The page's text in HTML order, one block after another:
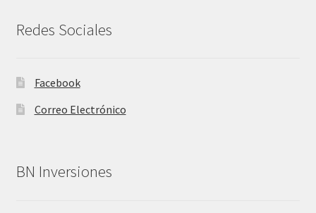
Redes Sociales
Facebook
Correo Electrónico
BN Inversiones